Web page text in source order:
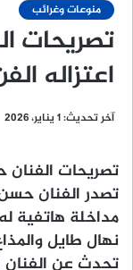
منوعات وغرائب
تصريحات
اعتزاله
آخر تحديث: 1 يناير، 2026
تصريحات
تصدر الفنان
مداخلة هاتفية